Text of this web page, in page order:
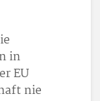
in
EU
nie